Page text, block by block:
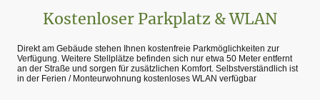
Kostenloser Parkplatz & WLAN
Direkt am Gebäude stehen Ihnen kostenfreie Parkmöglichkeiten zur
Verfügung. Weitere Stellplätze befinden sich nur etwa 50 Meter entfernt
an der Straße und sorgen für zusätzlichen Komfort. Selbstverständlich ist
in der Ferien / Monteurwohnung kostenloses WLAN verfügbar